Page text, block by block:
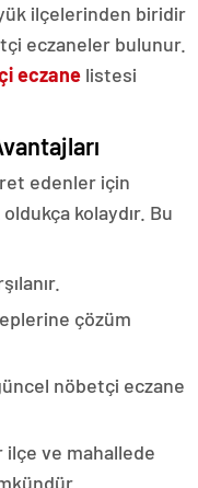
ilçelerinden biridir
eczaneler bulunur.
eczane listesi
edenler için
kolaydır. Bu
çözüm
nöbetçi eczane
ilçe ve mahallede